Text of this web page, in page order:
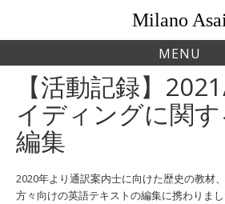
content
Milano Asai
MENU
【活動記録】
イディングに関
編集
2020年より通訳案内士に向けた歴史の教材
方々向けの英語テキストの編集に携わりまし